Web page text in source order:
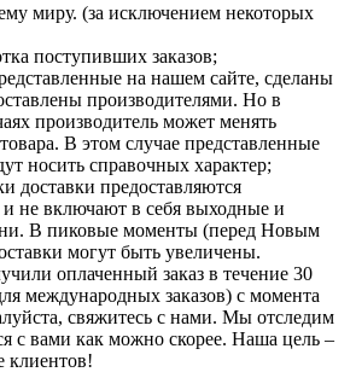
миру. (за исключением некоторых
поступивших заказов;
на нашем сайте, сделаны
производителями. Но в
производитель может менять
В этом случае представленные
носить справочных характер;
доставки предоставляются
и не включают в себя выходные и
В пиковые моменты (перед Новым
могут быть увеличены.
оплаченный заказ в течение 30
международных заказов) с момента
свяжитесь с нами. Мы отследим
с вами как можно скорее. Наша цель –
клиентов!